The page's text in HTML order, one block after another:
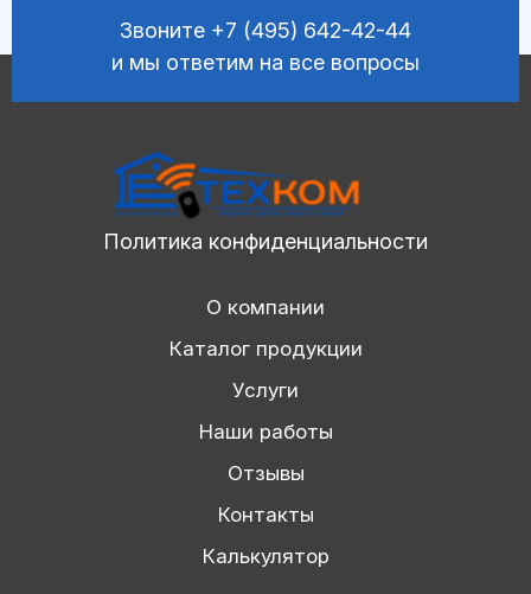
Звоните +7 (495) 642-42-44
и мы ответим на все вопросы
Политика конфиденциальности
О компании
Каталог продукции
Услуги
Наши работы
Отзывы
Контакты
Калькулятор